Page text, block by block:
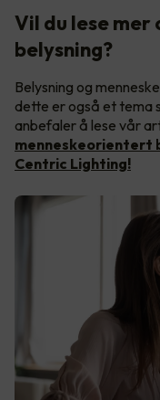
Vil du lese
belysning?
Belysning og
dette er også et tema
anbefaler å lese vår
menneskeorientert
Centric Lighting!